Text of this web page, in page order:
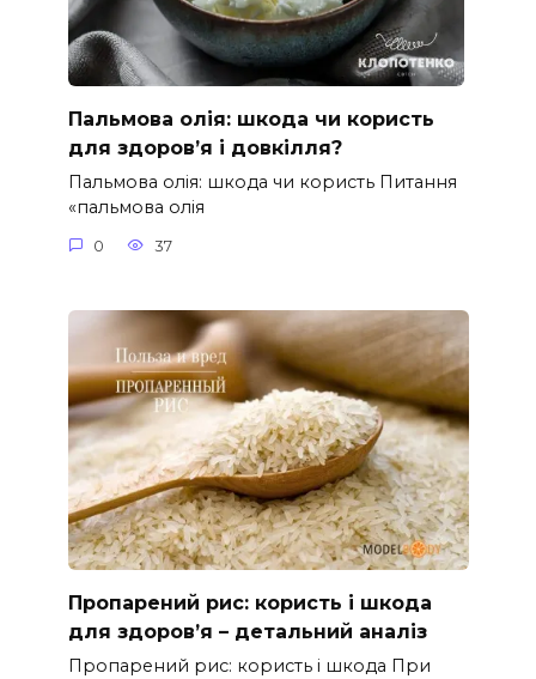
Пальмова олія: шкода чи користь
для здоров’я і довкілля?
Пальмова олія: шкода чи користь Питання
«пальмова олія
0 37
Пропарений рис: користь і шкода
для здоров’я – детальний аналіз
Пропарений рис: користь і шкода При